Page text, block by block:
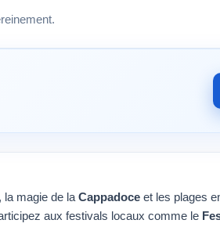
, la magie de la Cappadoce et les plages
aux festivals locaux comme le